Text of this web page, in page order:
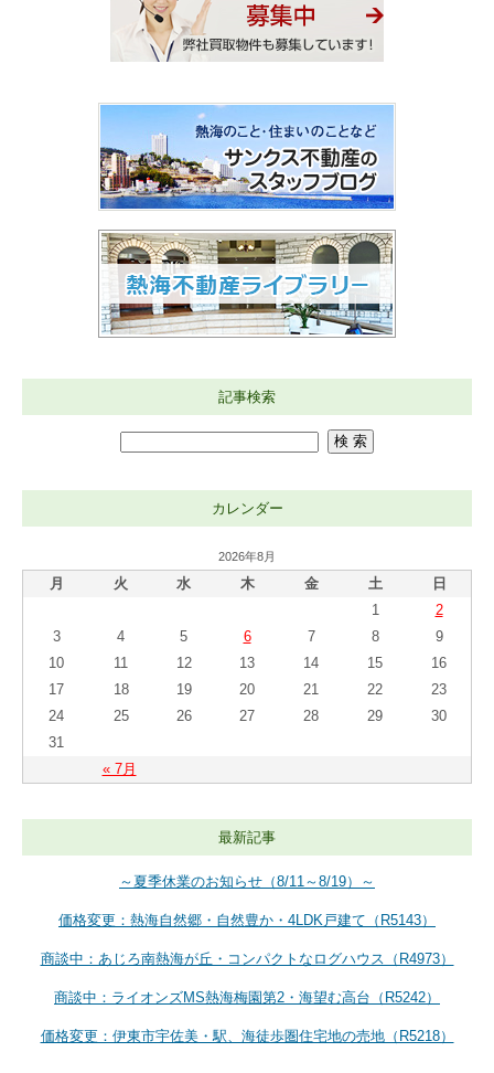
記事検索
カレンダー
2026年8月
月 火 水 木 金 土 日
« 7月
1
2
3
4 5 6 7 8
9
10
11 12 13 14 15
16
17
18 19 20 21 22
23
24
25 26 27 28 29
30
31
最新記事
～夏季休業のお知らせ（8/11～8/19）～
価格変更：熱海自然郷・自然豊か・4LDK戸建て（R5143）
商談中：あじろ南熱海が丘・コンパクトなログハウス（R4973）
商談中：ライオンズMS熱海梅園第2・海望む高台（R5242）
価格変更：伊東市宇佐美・駅、海徒歩圏住宅地の売地（R5218）